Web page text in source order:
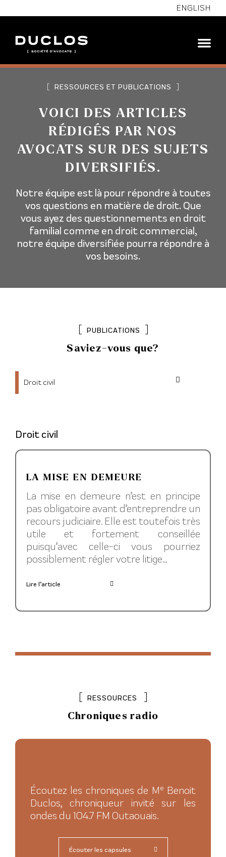
ENGLISH
[ RESSOURCES ET PUBLICATIONS ]
VOICI DES ARTICLES
RÉDIGÉS PAR NOS
AVOCATS SUR DES SUJETS
DIVERSIFIÉS.
Notre équipe est là pour répondre à toutes
vos questions en matière de droit. Que
vous ayez des questionnements en droit
familial comme en droit commercial,
notre équipe diversifiée pourra répondre à
vos besoins.
[ PUBLICATIONS ]
Saviez-vous que?
Droit civil
Droit civil
LA MISE EN DEMEURE
La mise en demeure n’est en principe
pas obligatoire avant d’entreprendre un
recours judiciaire. Elle est toutefois très
utile et fortement conseillée
puisqu’avec celle-ci vous pourriez
possiblement régler votre litige...
Lire l’article
[ RESSOURCES ]
Chroniques radio
Écoutez les chroniques de Me Benoit
Duclos, chroniqueur invité sur les
ondes du 104.7 FM Outaouais.
Écouter les capsules